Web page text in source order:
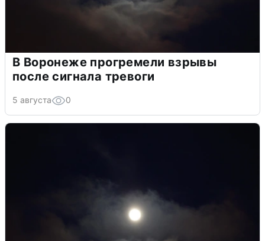
В Воронеже прогремели взрывы
после сигнала тревоги
5 августа 0